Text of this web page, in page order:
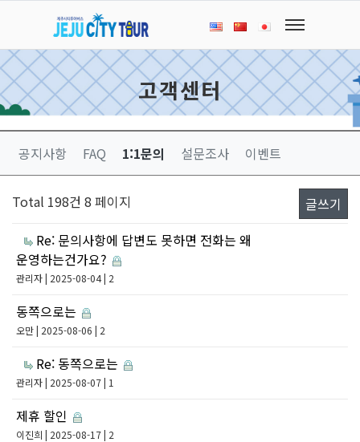
고객센터
공지사항 FAQ 1:1문의 설문조사 이벤트
Total 198건 8 페이지
글쓰기
Re: 문의사항에 답변도 못하면 전화는 왜
운영하는건가요?
관리자| 2025-08-04 | 2
동쪽으로는
오만| 2025-08-06 | 2
Re: 동쪽으로는
관리자| 2025-08-07 | 1
제휴 할인
이진희 | 2025-08-17 | 2